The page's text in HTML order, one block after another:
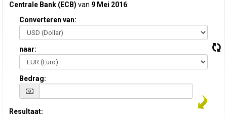
Centrale Bank (ECB) van 9 Mei 2016:
Converteren van:
naar:
Bedrag:
Resultaat: